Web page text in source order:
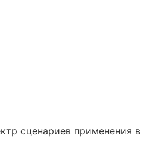
сценариев применения в